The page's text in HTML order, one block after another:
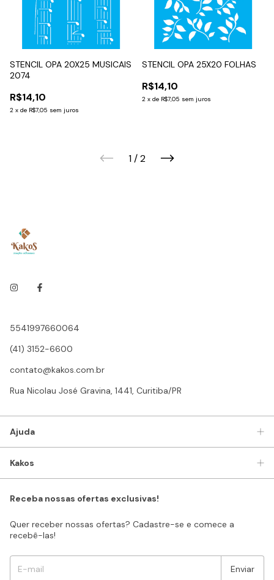
STENCIL OPA 20X25 MUSICAIS
2074
R$14,10
2 x de R$7,05 sem juros
STENCIL OPA 25X20 FOLHAS
R$14,10
2 x de R$7,05 sem juros
1/2
5541997660064
(41) 3152-6600
contato@kakos.com.br
Rua Nicolau José Gravina, 1441, Curitiba/PR
Ajuda
Kakos
Receba nossas ofertas exclusivas!
Quer receber nossas ofertas? Cadastre-se e comece a
recebê-las!